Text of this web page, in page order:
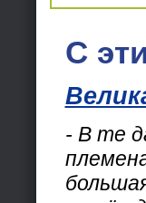
С
- В те